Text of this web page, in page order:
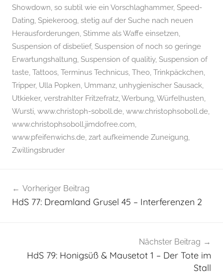
Showdown, so subtil wie ein Vorschlaghammer, Speed-
Dating, Spiekeroog, stetig auf der Suche nach neuen
Herausforderungen, Stimme als Waffe einsetzen,
Suspension of disbelief, Suspension of noch so geringe
Erwartungshaltung, Suspension of qualitiy, Suspension of
taste, Tattoos, Terminus Technicus, Theo, Trinkpäckchen,
Tripper, Ulla Popken, Ummanz, unhygienischer Sausack,
Utkieker, verstrahlter Fritzefratz,Werbung,Würfelhusten,
Wursti, www.christoph-soboll.de, www.christophsoboll.de,
www.christophsoboll.jimdofree.com,
www.pfeifenwichs.de, zart aufkeimende Zuneigung,
Zwillingsbruder
Beitragsnavigation
Vorheriger Beitrag
HdS 77: Dreamland Grusel 45 – Interferenzen 2
Nächster Beitrag
HdS 79: Honigsüß & Mausetot 1 – Der Tote im
Stall